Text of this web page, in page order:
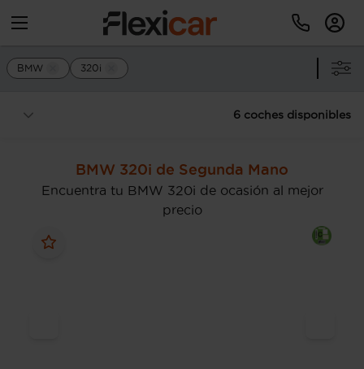
BMW 320i
6 coches disponibles
BMW 320i de Segunda Mano
Encuentra tu BMW 320i de ocasión al mejor
precio